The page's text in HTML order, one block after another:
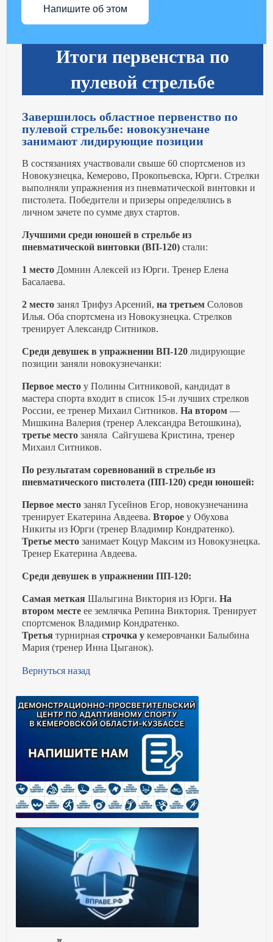
Напишите об этом
Итоги первенства по
пулевой стрельбе
Завершилось областное первенство по
пулевой стрельбе: новокузнечане
занимают лидирующие позиции
В состязаниях участвовали свыше 60 спортсменов из
Новокузнецка, Кемерово, Прокопьевска, Юрги. Стрелки
выполняли упражнения из пневматической винтовки и
пистолета. Победители и призеры определялись в
личном зачете по сумме двух стартов.
Лучшими среди юношей в стрельбе из
пневматической винтовки (ВП-120) стали:
1 место Домнин Алексей из Юрги. Тренер Елена
Басалаева.
2 место занял Трифуз Арсений,на третьем Соловов
Илья. Оба спортсмена из Новокузнецка. Стрелков
тренирует Александр Ситников.
Среди девушек в упражнении ВП-120 лидирующие
позиции заняли новокузнечанки:
Первое местоу Полины Ситниковой, кандидат в
мастера спорта входит в список 15-и лучших стрелков
России, ее тренер Михаил Ситников. На втором —
Мишкина Валерия (тренер Александра Ветошкина),
третье место заняла Сайгушева Кристина, тренер
Михаил Ситников.
По результатам соревнований в стрельбе из
пневматического пистолета (ПП-120) среди юношей:
Первое место занял Гусейнов Егор, новокузнечанина
тренирует Екатерина Авдеева.Второе у Обухова
Никиты из Юрги (тренер Владимир Кондратенко).
Третье место занимает Коцур Максим из Новокузнецка.
Тренер Екатерина Авдеева.
Среди девушек в упражнении ПП-120:
Самая меткая Шалыгина Виктория из Юрги.На
втором месте ее землячка Репина Виктория. Тренирует
спортсменок Владимир Кондратенко.
Третья турнирнаястрочка у кемеровчанки Балыбина
Мария (тренер Инна Цыганок).
Вернуться назад